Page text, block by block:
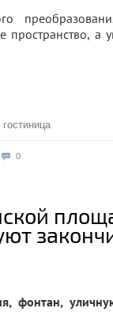
а
гостиница
0
фонтан,